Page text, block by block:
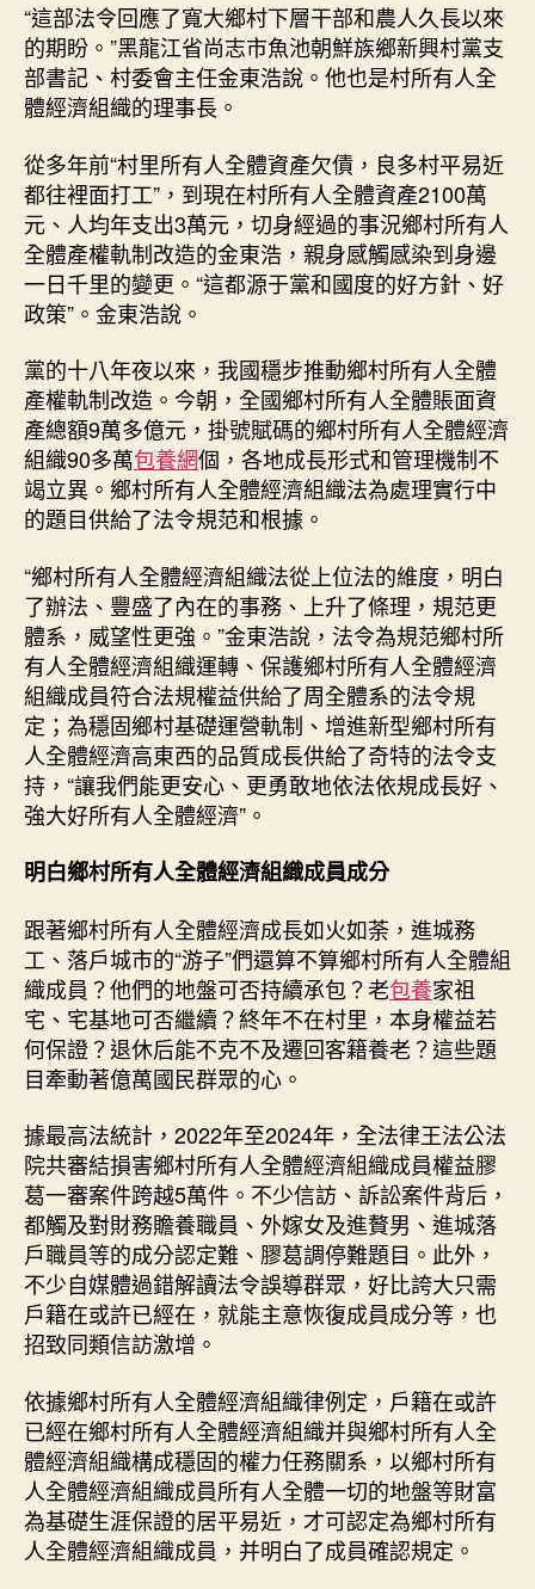
成
長
結
果
寫
在
鄉
村
所
有
體
經
濟
組
織
法
之
際
_
中
國
網〉
中
“這部法令回應了寬大鄉村下層干部和農人久長以來
的期盼。”黑龍江省尚志市魚池朝鮮族鄉新興村黨支
部書記、村委會主任金東浩說。他也是村所有人全
體經濟組織的理事長。
從多年前“村里所有人全體資產欠債，良多村平易近
都往裡面打工”，到現在村所有人全體資產2100萬
元、人均年支出3萬元，切身經過的事況鄉村所有人
全體產權軌制改造的金東浩，親身感觸感染到身邊
一日千里的變更。“這都源于黨和國度的好方針、好
政策”。金東浩說。
黨的十八年夜以來，我國穩步推動鄉村所有人全體
產權軌制改造。今朝，全國鄉村所有人全體賬面資
產總額9萬多億元，掛號賦碼的鄉村所有人全體經濟
組織90多萬包養網個，各地成長形式和管理機制不
竭立異。鄉村所有人全體經濟組織法為處理實行中
的題目供給了法令規范和根據。
“鄉村所有人全體經濟組織法從上位法的維度，明白
了辦法、豐盛了內在的事務、上升了條理，規范更
體系，威望性更強。”金東浩說，法令為規范鄉村所
有人全體經濟組織運轉、保護鄉村所有人全體經濟
組織成員符合法規權益供給了周全體系的法令規
定；為穩固鄉村基礎運營軌制、增進新型鄉村所有
人全體經濟高東西的品質成長供給了奇特的法令支
持，“讓我們能更安心、更勇敢地依法依規成長好、
強大好所有人全體經濟”。
明白鄉村所有人全體經濟組織成員成分
跟著鄉村所有人全體經濟成長如火如荼，進城務
工、落戶城市的“游子”們還算不算鄉村所有人全體組
織成員？他們的地盤可否持續承包？老包養家祖
宅、宅基地可否繼續？終年不在村里，本身權益若
何保證？退休后能不克不及遷回客籍養老？這些題
目牽動著億萬國民群眾的心。
據最高法統計，2022年至2024年，全法律王法公法
院共審結損害鄉村所有人全體經濟組織成員權益膠
葛一審案件跨越5萬件。不少信訪、訴訟案件背后，
都觸及對財務贍養職員、外嫁女及進贅男、進城落
戶職員等的成分認定難、膠葛調停難題目。此外，
不少自媒體過錯解讀法令誤導群眾，好比誇大只需
戶籍在或許已經在，就能主意恢復成員成分等，也
招致同類信訪激增。
依據鄉村所有人全體經濟組織律例定，戶籍在或許
已經在鄉村所有人全體經濟組織并與鄉村所有人全
體經濟組織構成穩固的權力任務關系，以鄉村所有
人全體經濟組織成員所有人全體一切的地盤等財富
為基礎生涯保證的居平易近，才可認定為鄉村所有
人全體經濟組織成員，并明白了成員確認規定。